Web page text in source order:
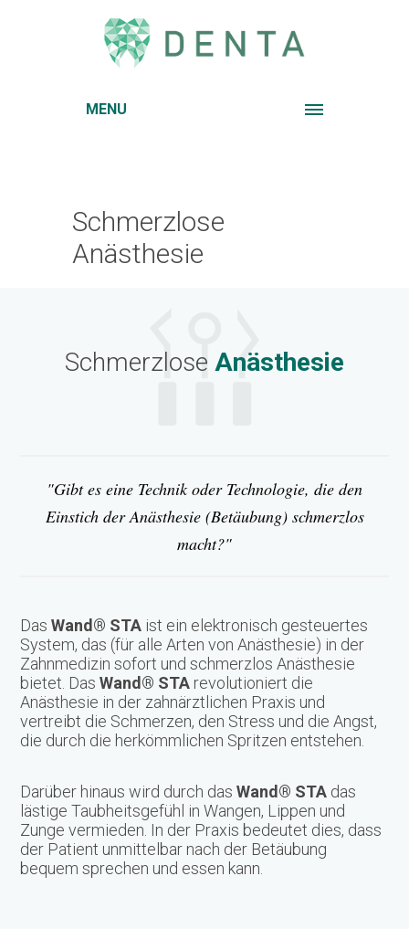
MENU
Schmerzlose
Anästhesie
Schmerzlose Anästhesie
Gibt es eine Technik oder Technologie, die den
Einstich der Anästhesie (Betäubung) schmerzlos
macht?
DasWand® STA ist ein elektronisch gesteuertes
System, das (für alle Arten von Anästhesie) in der
Zahnmedizin sofort und schmerzlos Anästhesie
bietet. DasWand® STA revolutioniert die
Anästhesie in der zahnärztlichen Praxis und
vertreibt die Schmerzen, den Stress und die Angst,
die durch die herkömmlichen Spritzen entstehen.
Darüber hinaus wird durch dasWand® STA das
lästige Taubheitsgefühl in Wangen, Lippen und
Zunge vermieden. In der Praxis bedeutet dies, dass
der Patient unmittelbar nach der Betäubung
bequem sprechen und essen kann.